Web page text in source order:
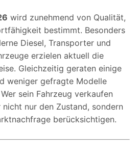
wird zunehmend von Qualität,
bestimmt. Besonders
Diesel, Transporter und
erzielen aktuell die
Gleichzeitig geraten einige
weniger gefragte Modelle
sein Fahrzeug verkaufen
nur den Zustand, sondern
berücksichtigen.